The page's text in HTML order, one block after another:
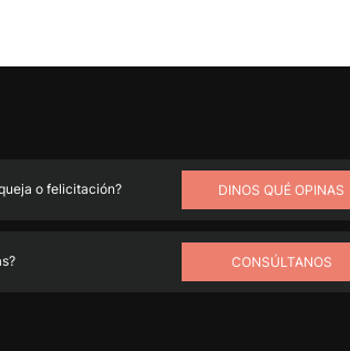
o felicitación? DINOS QUÉ OPINAS
CONSÚLTANOS